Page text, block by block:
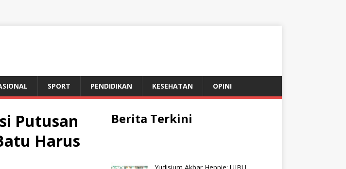
SPORT PENDIDIKAN KESEHATAN OPINI
Putusan
Harus
Berita Terkini